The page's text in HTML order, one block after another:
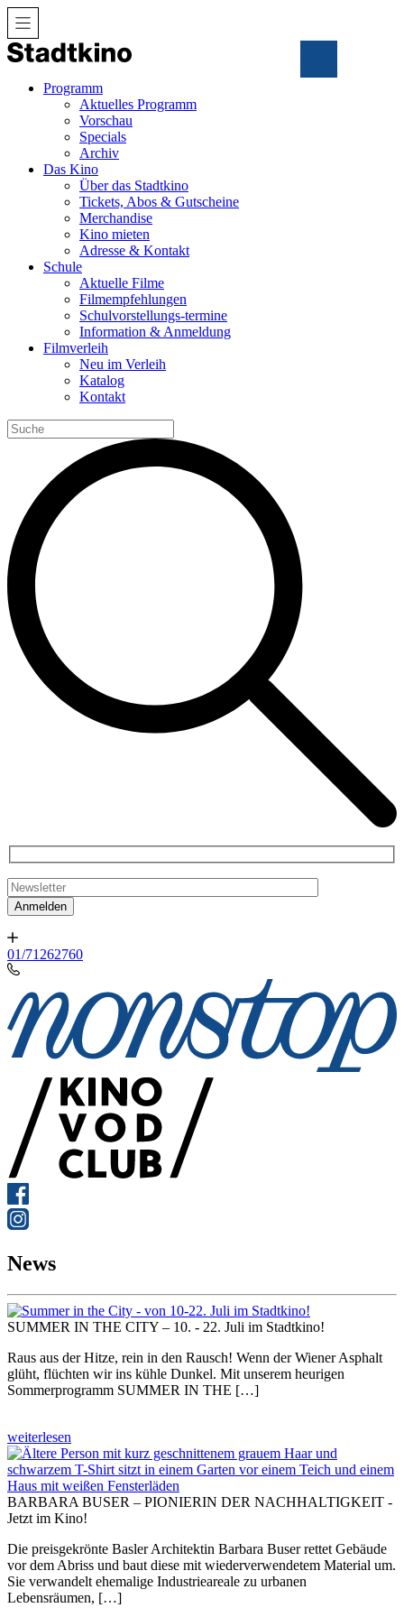
Zum
Inhalt
Programm
Aktuelles Programm
Vorschau
Specials
Archiv
Das Kino
Über das Stadtkino
Tickets, Abos & Gutscheine
Merchandise
Kino mieten
Adresse & Kontakt
Schule
Aktuelle Filme
Filmempfehlungen
Schulvorstellungs-termine
Information & Anmeldung
Filmverleih
Neu im Verleih
Katalog
Kontakt
Search
for:
01/71262760
News
SUMMER IN THE CITY – 10. - 22. Juli im Stadtkino!
Raus aus der Hitze, rein in den Rausch! Wenn der Wiener Asphalt
glüht, flüchten wir ins kühle Dunkel. Mit unserem heurigen
Sommerprogramm SUMMER IN THE […]
weiterlesen
BARBARA BUSER – PIONIERIN DER NACHHALTIGKEIT -
Jetzt im Kino!
Die preisgekrönte Basler Architektin Barbara Buser rettet Gebäude
vor dem Abriss und baut diese mit wiederverwendetem Material um.
Sie verwandelt ehemalige Industrieareale zu urbanen
Lebensräumen, […]